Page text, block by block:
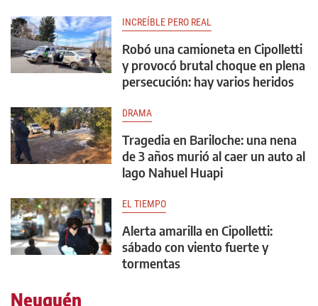
INCREÍBLE PERO REAL
Robó una camioneta en Cipolletti
y provocó brutal choque en plena
persecución: hay varios heridos
DRAMA
Tragedia en Bariloche: una nena
de 3 años murió al caer un auto al
lago Nahuel Huapi
EL TIEMPO
Alerta amarilla en Cipolletti:
sábado con viento fuerte y
tormentas
Neuquén